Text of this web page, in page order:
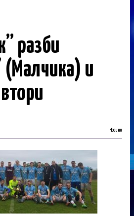
разби
(Малчика) и
Новини